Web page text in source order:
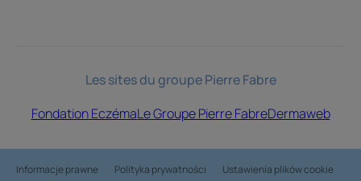
Les sites du groupe Pierre Fabre
Fondation EczémaLe Groupe Pierre FabreDermaweb
Informacje prawne Polityka prywatności
Ustawienia plików cookie